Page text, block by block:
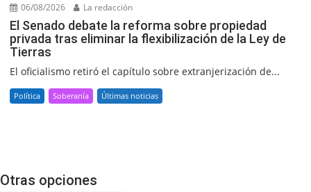
06/08/2026 La redacción
El Senado debate la reforma sobre propiedad
privada tras eliminar la flexibilización de la Ley de
Tierras
El oficialismo retiró el capítulo sobre extranjerización de...
Política Soberanía Últimas noticias
Otras opciones